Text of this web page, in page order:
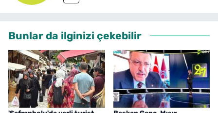
Bunlar da ilginizi çekebilir